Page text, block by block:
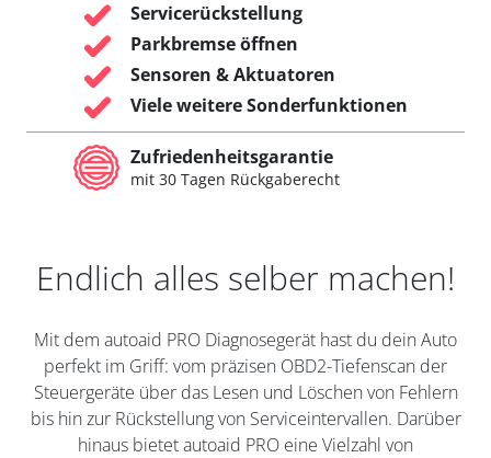
Servicerückstellung
Parkbremse öffnen
Sensoren & Aktuatoren
Viele weitere Sonderfunktionen
Zufriedenheitsgarantie
mit 30 Tagen Rückgaberecht
Endlich alles selber machen!
Mit dem autoaid PRO Diagnosegerät hast du dein Auto
perfekt im Griff: vom präzisen OBD2-Tiefenscan der
Steuergeräte über das Lesen und Löschen von Fehlern
bis hin zur Rückstellung von Serviceintervallen. Darüber
hinaus bietet autoaid PRO eine Vielzahl von